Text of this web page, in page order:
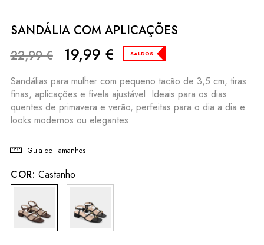
SANDÁLIA COM APLICAÇÕES
22,99€ 19,99 € SALDOS
Sandálias para mulher com pequeno tacão de 3,5 cm, tiras
finas, aplicações e fivela ajustável. Ideais para os dias
quentes de primavera e verão, perfeitas para o dia a dia e
looks modernos ou elegantes.
Guia de Tamanhos
COR: Castanho